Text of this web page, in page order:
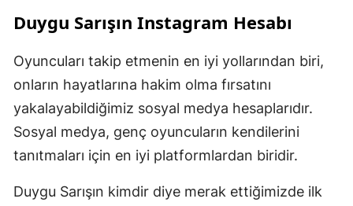
Duygu Sarışın Instagram Hesabı
Oyuncuları takip etmenin en iyi yollarından biri,
onların hayatlarına hakim olma fırsatını
yakalayabildiğimiz sosyal medya hesaplarıdır.
Sosyal medya, genç oyuncuların kendilerini
tanıtmaları için en iyi platformlardan biridir.
Duygu Sarışın kimdir diye merak ettiğimizde ilk